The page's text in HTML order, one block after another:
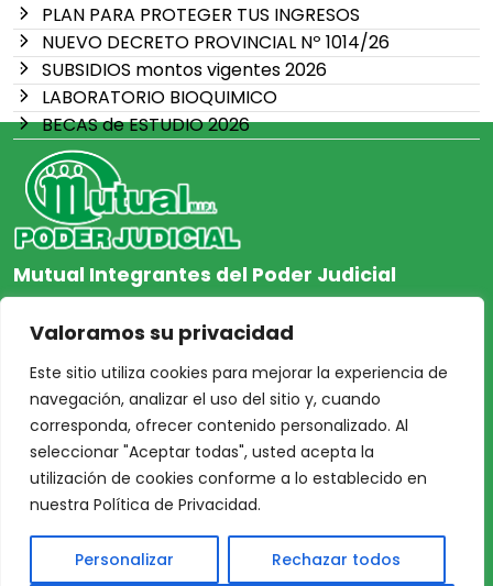
Valoramos su privacidad
Este sitio utiliza cookies para mejorar la experiencia de
navegación, analizar el uso del sitio y, cuando
corresponda, ofrecer contenido personalizado. Al
seleccionar "Aceptar todas", usted acepta la
utilización de cookies conforme a lo establecido en
nuestra Política de Privacidad.
Personalizar Rechazar todos
PLAN PARA PROTEGER TUS INGRESOS
NUEVO DECRETO PROVINCIAL Nº 1014/26
SUBSIDIOS montos vigentes 2026
LABORATORIO BIOQUIMICO
BECAS de ESTUDIO 2026
Mutual Integrantes del Poder Judicial
afiliacion@mjpj.org.ar
+54 9 342 467-4510
NOSOTROS
Inicio
Acceso Asociados
Nosotros
CENTRO DE AYUDA
Protección de Datos
Personales